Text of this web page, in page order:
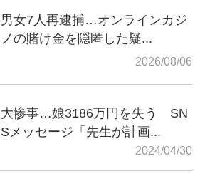
男女7人再逮捕…オンラインカジ
ノの賭け金を隠匿した疑...
2026/08/06
大惨事…娘3186万円を失う SN
Sメッセージ「先生が計画...
2024/04/30